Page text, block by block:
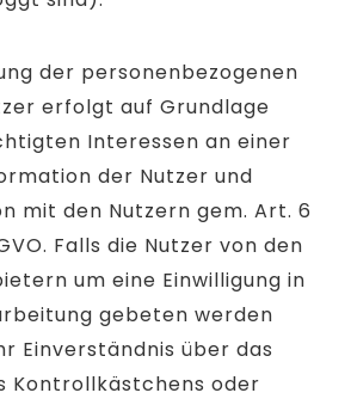
der personenbezogenen
erfolgt auf Grundlage
Interessen an einer
der Nutzer und
mit den Nutzern gem. Art. 6
Falls die Nutzer von den
um eine Einwilligung in
gebeten werden
Einverständnis über das
Kontrollkästchens oder